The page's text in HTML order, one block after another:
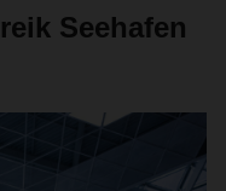
Seehafen